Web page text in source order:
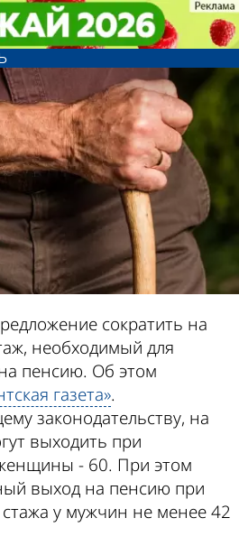
стаж для досрочного
на пенсию предлагают
сократить на
необходимый для
пенсию. Об этом
газета».
законодательству, на
выходить при
- 60. При этом
выход на пенсию при
у мужчин не менее 42
стаж для досрочного
на пенсию предлагают
по
курсы